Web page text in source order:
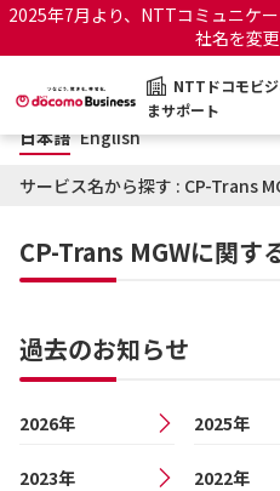
2025年7月より、NTTコミュニケ
社名を変
NTTドコモビ
まサポート
NTTドコモビジネスお客さ
サポートトップ
お知らせ
OCNのお客さまはこちら
日本語 English
サービス名から探す : CP-Trans
CP-Trans MGWに関す
過去のお知らせ
2026年 2025年
2023年 2022年